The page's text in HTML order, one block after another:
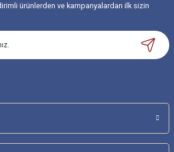
bozuk veya görüntülenemiyor.
eksik bilgiler bulunuyor.
bulunuyor.
alternatifler olmalı.
ürünlerden ve kampanyalardan ilk sizin